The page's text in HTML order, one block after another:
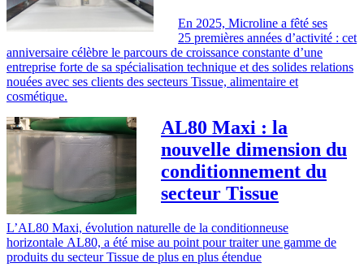
En 2025, Microline a fêté ses
25 premières années d’activité : cet
anniversaire célèbre le parcours de croissance constante d’une
entreprise forte de sa spécialisation technique et des solides relations
nouées avec ses clients des secteurs Tissue, alimentaire et
cosmétique.
AL80 Maxi : la
nouvelle dimension du
conditionnement du
secteur Tissue
L’AL80 Maxi, évolution naturelle de la conditionneuse
horizontale AL80, a été mise au point pour traiter une gamme de
produits du secteur Tissue de plus en plus étendue